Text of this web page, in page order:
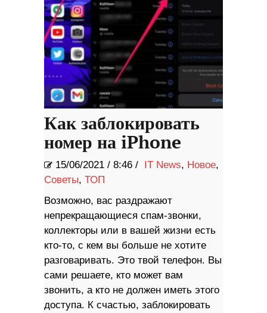
Как заблокировать
номер на iPhone
15/06/2021 / 8:46 / IT News, Новое,
Советы, ТОП
Возможно, вас раздражают
непрекращающиеся спам-звонки,
коллекторы или в вашей жизни есть
кто-то, с кем вы больше не хотите
разговаривать. Это твой телефон. Вы
сами решаете, кто может вам
звонить, а кто не должен иметь этого
доступа. К счастью, заблокировать